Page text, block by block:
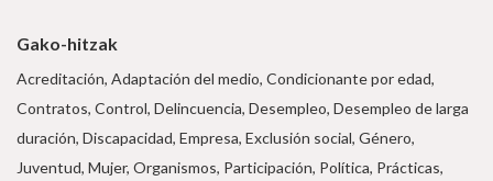
Gako-hitzak
Acreditación, Adaptación del medio, Condicionante por edad,
Contratos, Control, Delincuencia, Desempleo, Desempleo de larga
duración, Discapacidad, Empresa, Exclusión social, Género,
Juventud, Mujer, Organismos, Participación, Política, Prácticas,